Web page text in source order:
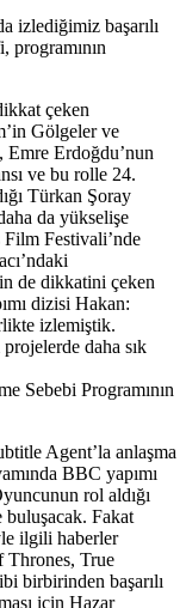
izlediğimiz başarılı
çeken
Gölgeler ve
Erdoğdu’nun
ve bu rolle 24.
Türkan Şoray
da yükselişe
Festivali’nde
de dikkatini çeken
dizisi Hakan:
izlemiştik.
daha sık
Sebebi Programının
Agent’la anlaşma
BBC yapımı
rol aldığı
Fakat
ilgili haberler
Thrones, True
birbirinden başarılı
için Hazar